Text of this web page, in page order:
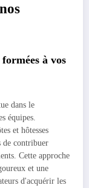
à vos
dans le
équipes.
et hôtesses
de contribuer
Cette approche
et une
d'acquérir les